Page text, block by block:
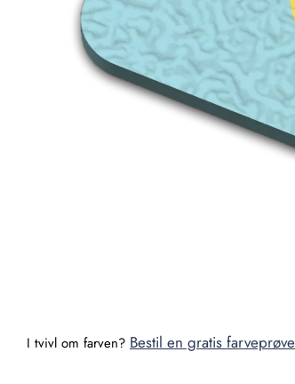
I tvivl om farven? Bestil en gratis farveprøve